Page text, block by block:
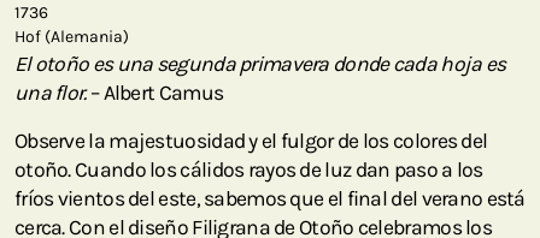
1736
Hof (Alemania)
El otoño es una segunda primavera donde cada hoja es
una flor.– Albert Camus
Observe la majestuosidad y el fulgor de los colores del
otoño. Cuando los cálidos rayos de luz dan paso a los
fríos vientos del este, sabemos que el final del verano está
cerca. Con el diseño Filigrana de Otoño celebramos los